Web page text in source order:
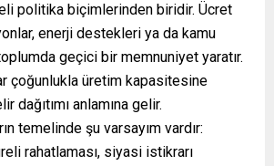
politika biçimlerinden biridir. Ücret
enerji destekleri ya da kamu
geçici bir memnuniyet yaratır.
çoğunlukla üretim kapasitesine
dağıtımı anlamına gelir.
temelinde şu varsayım vardır:
rahatlaması, siyasi istikrarı